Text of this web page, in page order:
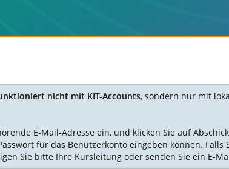
nicht mit KIT-Accounts, sondern nur mit
E-Mail-Adresse ein, und klicken Sie auf
für das Benutzerkonto eingeben können.
Sie bitte Ihre Kursleitung oder senden Sie ein E-